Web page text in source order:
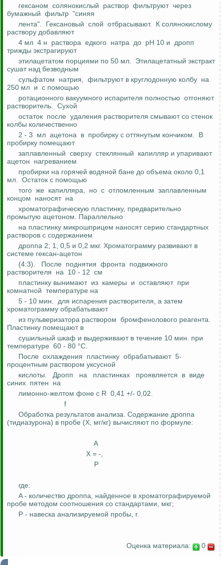
гексаном солянокислый раствор фильтруют через
бумажный фильтр "синяя
лента".
Гексановый слой отбрасывают.
К солянокислому
раствору добавляют
4 мл 4 н раствора едкого натра до pH 10 и дропп
трижды экстрагируют
этилацетатом порциями по 50 мл.
Этилацетатный экстракт
сушат над безводным
сульфатом
натрия, фильтруют в круглодонную колбу на
250 мл и с помощью
ротационного вакуумного испарителя полностью отгоняют
растворитель. Сухой
остаток после удаления растворителя смывают со стенок
колбы количественно
2 - 3
мл ацетона в пробирку с оттянутым кончиком.
В
пробирку помещают
заплавленный сверху стеклянный
капилляр и упаривают
ацетон
нагреванием
пробирки на горячей водяной бане до объема около 0,1
мл. Остаток с помощью
того же капилляра, но с отломленным заплавленным
концом
наносят на
хроматографическую пластинку, предварительно
промытую ацетоном. Параллельно
на пластинку микрошприцем наносят серию стандартных
растворов с содержанием
дроппа 2; 1; 0,5 и 0,2 мкг. Хроматограмму развивают в
системе гексан-ацетон
(4:3).
После поднятия фронта подвижного
растворителя
на 10 - 12 см
пластинку вынимают из камеры и оставляют при
комнатной температуре на
5 - 10 мин. для испарения растворителя, а затем
хроматограмму обрабатывают
из пульверизатора раствором бромфенолового реагента.
Пластинку помещают в
сушильный шкаф и выдерживают в течение 10 мин. при
температуре 60 - 80 °C.
После охлаждения пластинку обрабатывают 5-
процентным раствором уксусной
кислоты.
Дропп на пластинках проявляется в виде
синих пятен
на
лимонно-желтом фоне с R 0,41 +/- 0,02.
f
Обработка результатов анализа. Содержание дроппа
(тидиазурона) в пробе (X, мг/кг) вычисляют по формуле:
A
X = -,
P
где:
A - количество дроппа, найденное в хроматографируемой
пробе методом соотношения со стандартами, мкг;
P - навеска анализируемой пробы, г.
Оценка материала: 0